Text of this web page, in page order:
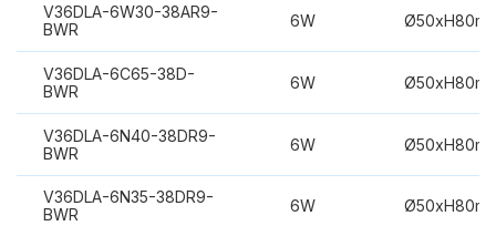
V36DLA-6W30-38AR9-
BWR
6W
V36DLA-6C65-38D-
BWR
6W
V36DLA-6N40-38DR9-
BWR
6W
V36DLA-6N35-38DR9-
BWR
6W